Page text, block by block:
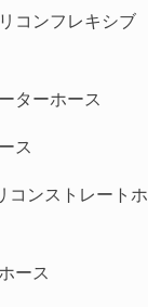
ース（FDA）
ース
ホース
ースアセンブリ
射ホース
ー/ワイヤー編組
/ 2SN R2 / 1SC
4SH / R12 / R13
コンフレキシブ
ターホース
ス
ンストレートホ
ース